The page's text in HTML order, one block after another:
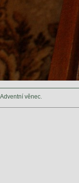
Adventní věnec.